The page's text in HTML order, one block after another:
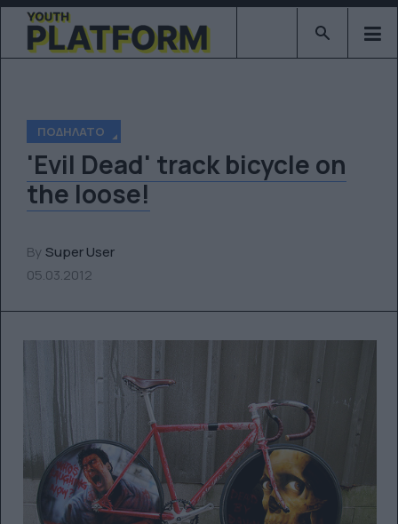
Type 2 or
ΠΟΔΉΛΑΤΟ
'Evil Dead' track bicycle on
the loose!
By Super User
05.03.2012